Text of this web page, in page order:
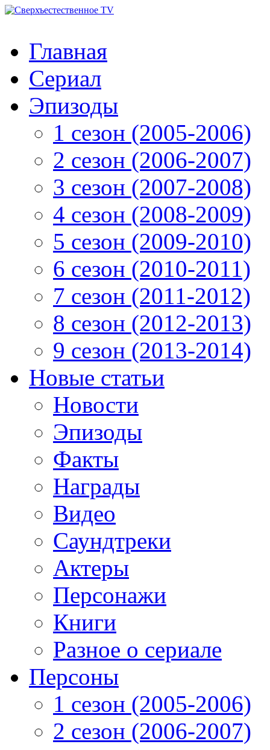
Главная
Сериал
Эпизоды
1 сезон (2005-2006)
2 сезон (2006-2007)
3 сезон (2007-2008)
4 сезон (2008-2009)
5 сезон (2009-2010)
6 сезон (2010-2011)
7 сезон (2011-2012)
8 сезон (2012-2013)
9 сезон (2013-2014)
Новые статьи
Новости
Эпизоды
Факты
Награды
Видео
Саундтреки
Актеры
Персонажи
Книги
Разное о сериале
Персоны
1 сезон (2005-2006)
2 сезон (2006-2007)